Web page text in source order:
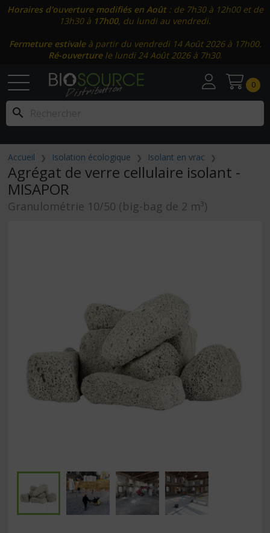
Horaires d'ouverture modifiés en Août: de 7h30 à 12h00 et de
13h30 à 17h00, du lundi au vendredi.
Fermeture estivaleà partir du vendredi 14 Août 2026 à 17h00.
Ré-ouverturele lundi 24 Août 2026 à 7h30.
search
0
Accueil Isolation écologique Isolant en vrac
Agrégat de verre cellulaire isolant -
MISAPOR
Granulométrie 10/50 (big-bag de 2 m³)